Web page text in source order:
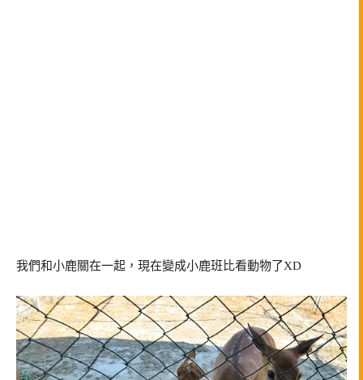
我們和小鹿關在一起，現在變成小鹿班比看動物了XD